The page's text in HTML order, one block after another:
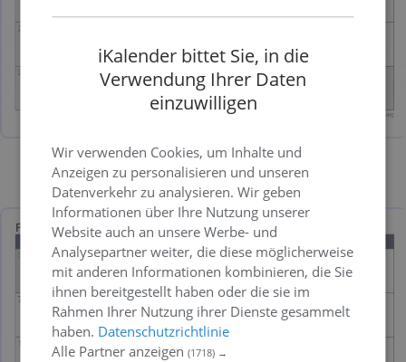
Bild PDF Excel
iKalender bittet Sie, in die
Verwendung Ihrer Daten
einzuwilligen
Wir verwenden Cookies, um Inhalte und
Anzeigen zu personalisieren und unseren
Datenverkehr zu analysieren. Wir geben
Informationen über Ihre Nutzung unserer
Website auch an unsere Werbe- und
Analysepartner weiter, die diese möglicherweise
mit anderen Informationen kombinieren, die Sie
ihnen bereitgestellt haben oder die sie im
Rahmen Ihrer Nutzung ihrer Dienste gesammelt
haben. Datenschutzrichtlinie
Alle Partner anzeigen(1718) →